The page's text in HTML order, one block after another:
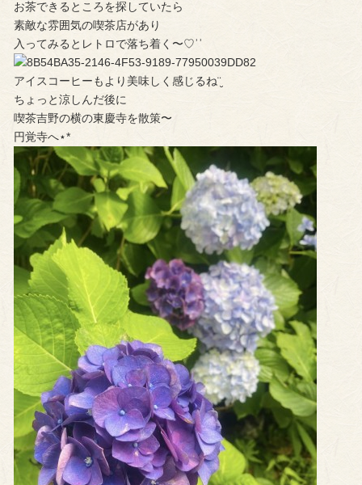
お茶できるところを探していたら
素敵な雰囲気の喫茶店があり
入ってみるとレトロで落ち着く〜♡︎ʾʾ
アイスコーヒーもより美味しく感じるね¨̮
ちょっと涼しんだ後に
喫茶吉野の横の東慶寺を散策〜
円覚寺へ⋆*